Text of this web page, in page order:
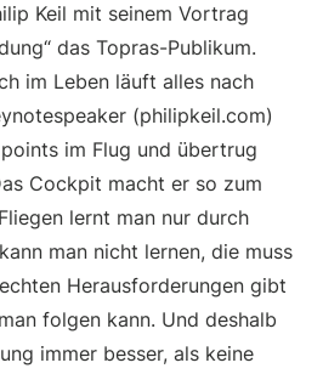
Keil mit seinem Vortrag
das Topras-Publikum.
im Leben läuft alles nach
(philipkeil.com)
im Flug und übertrug
Cockpit macht er so zum
lernt man nur durch
man nicht lernen, die muss
Herausforderungen gibt
folgen kann. Und deshalb
immer besser, als keine